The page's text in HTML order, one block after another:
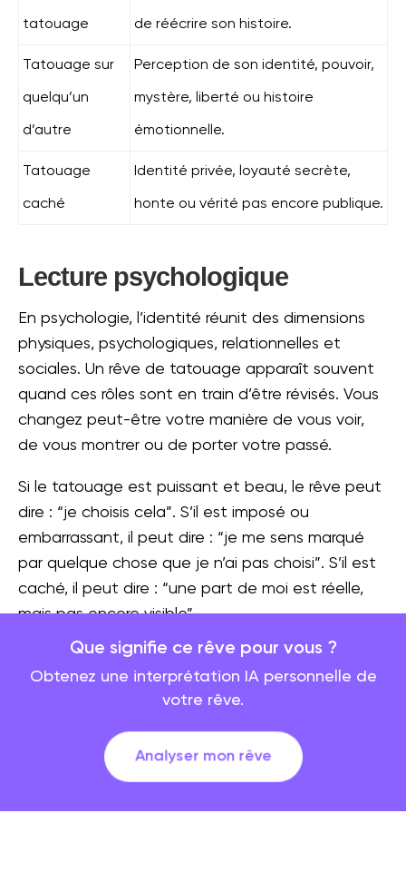
tatouage de réécrire son histoire.
Tatouage sur
quelqu’un
d’autre
Perception de son identité, pouvoir,
mystère, liberté ou histoire
émotionnelle.
Tatouage
caché
Identité privée, loyauté secrète,
honte ou vérité pas encore publique.
Lecture psychologique
En psychologie, l’identité réunit des dimensions
physiques, psychologiques, relationnelles et
sociales. Un rêve de tatouage apparaît souvent
quand ces rôles sont en train d’être révisés. Vous
changez peut-être votre manière de vous voir,
de vous montrer ou de porter votre passé.
Si le tatouage est puissant et beau, le rêve peut
dire : “je choisis cela”. S’il est imposé ou
embarrassant, il peut dire : “je me sens marqué
par quelque chose que je n’ai pas choisi”. S’il est
caché, il peut dire : “une part de moi est réelle,
mais pas encore visible”.
Sens spirituel et symbolique
vœu, un rite de passage, une protection, une
loyauté, une initiation ou une transformation
Que signifie ce rêve pour vous ?
Obtenez une interprétation IA personnelle de
votre rêve.
Analyser mon rêve